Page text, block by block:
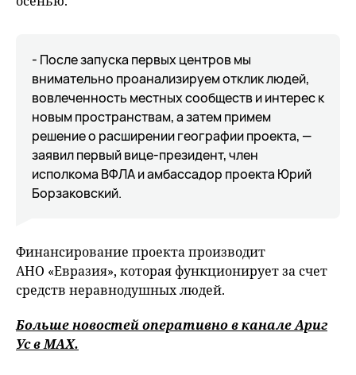
- После запуска первых центров мы
внимательно проанализируем отклик людей,
вовлеченность местных сообществ и интерес к
новым пространствам, а затем примем
решение о расширении географии проекта, —
заявил первый вице-президент, член
исполкома ВФЛА и амбассадор проекта Юрий
Борзаковский.
Финансирование проекта производит
АНО «Евразия», которая функционирует за счет
средств неравнодушных людей.
Больше новостей оперативно в канале Ариг
Ус вMAХ.